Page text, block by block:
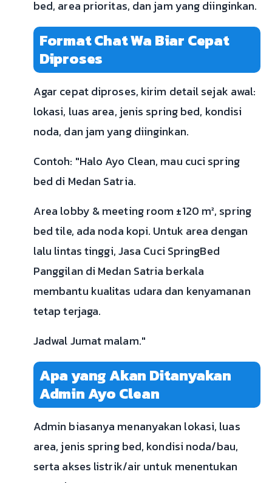
bed, area prioritas, dan jam yang diinginkan.
Format Chat Wa Biar Cepat
Diproses
Agar cepat diproses, kirim detail sejak awal:
lokasi, luas area, jenis spring bed, kondisi
noda, dan jam yang diinginkan.
Contoh: "Halo Ayo Clean, mau cuci spring
bed di Medan Satria.
Area lobby & meeting room ±120 m², spring
bed tile, ada noda kopi. Untuk area dengan
lalu lintas tinggi, Jasa Cuci SpringBed
Panggilan di Medan Satria berkala
membantu kualitas udara dan kenyamanan
tetap terjaga.
Jadwal Jumat malam."
Apa yang Akan Ditanyakan
Admin Ayo Clean
Admin biasanya menanyakan lokasi, luas
area, jenis spring bed, kondisi noda/bau,
serta akses listrik/air untuk menentukan